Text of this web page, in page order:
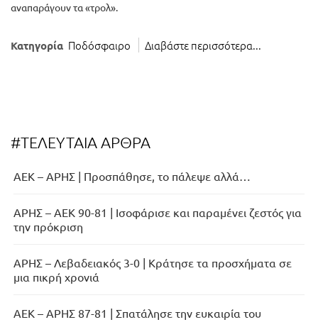
αναπαράγουν τα «τρολ».
Κατηγορία Ποδόσφαιρο Διαβάστε περισσότερα...
#ΤΕΛΕΥΤΑΙΑ ΑΡΘΡΑ
ΑΕΚ – ΑΡΗΣ | Προσπάθησε, το πάλεψε αλλά…
ΑΡΗΣ – ΑΕΚ 90-81 | Ισοφάρισε και παραμένει ζεστός για
την πρόκριση
ΑΡΗΣ – Λεβαδειακός 3-0 | Κράτησε τα προσχήματα σε
μια πικρή χρονιά
ΑΕΚ – ΑΡΗΣ 87-81 | Σπατάλησε την ευκαιρία του